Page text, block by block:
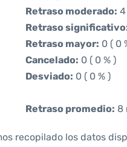
Retraso moderado: 4
Retraso
Retraso mayor: 0 ( 0
Cancelado: 0 ( 0 % )
Desviado: 0 ( 0 % )
Retraso promedio: 8
recopilado los datos